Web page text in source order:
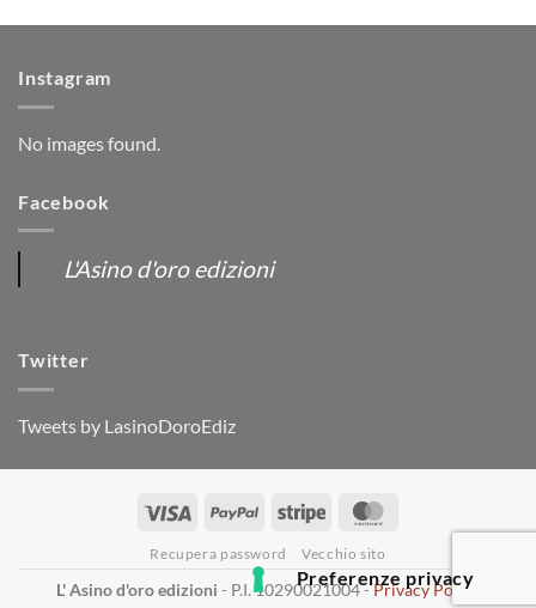
Instagram
No images found.
Facebook
L'Asino d'oro edizioni
Twitter
Tweets by LasinoDoroEdiz
Visa PayPal Stripe
Recupera password Vecchio sito
L' Asino d'oro edizioni - P.I. 10290021004 -Privacy Policy